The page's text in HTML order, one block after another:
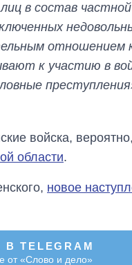
в состав
отношением
к участию в
войска, вероятно,
области.
новое
TELEGRAM
от «Слово и дело»